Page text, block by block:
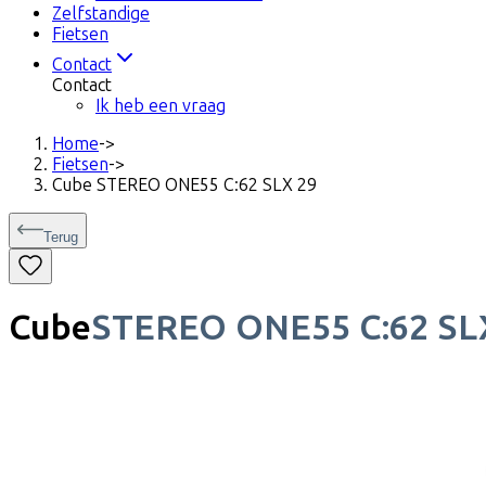
Zelfstandige
Fietsen
Contact
Contact
Ik heb een vraag
Home->
Fietsen->
Cube STEREO ONE55 C:62 SLX 29
Terug
CubeSTEREO ONE55 C:62